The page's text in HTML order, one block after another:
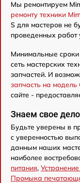
Мы ремонтируем
ремонту техники
S для мастеров не
проведенных работ
Минимальные
сеть мастерских
запчастей. И
запчасть на модель
сайте -
Знаем свое дело
Будьте уверены в
с уверенностью
данным наших
наиболее
питания,
Промыка